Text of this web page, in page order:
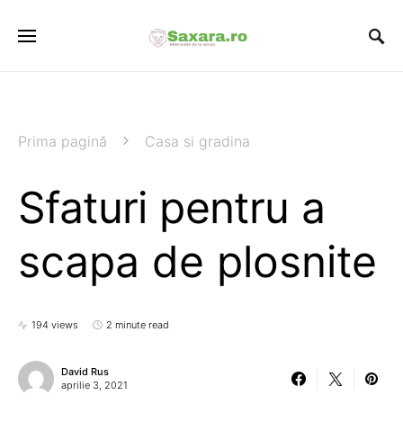
Prima pagină Casa si gradina
Sfaturi pentru a
scapa de plosnite
194 views 2 minute read
David Rus
aprilie 3, 2021